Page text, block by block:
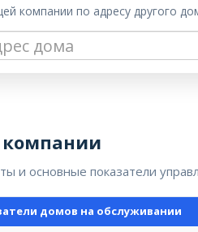
компании по адресу другого
компании
и основные показатели
домов на обслуживании